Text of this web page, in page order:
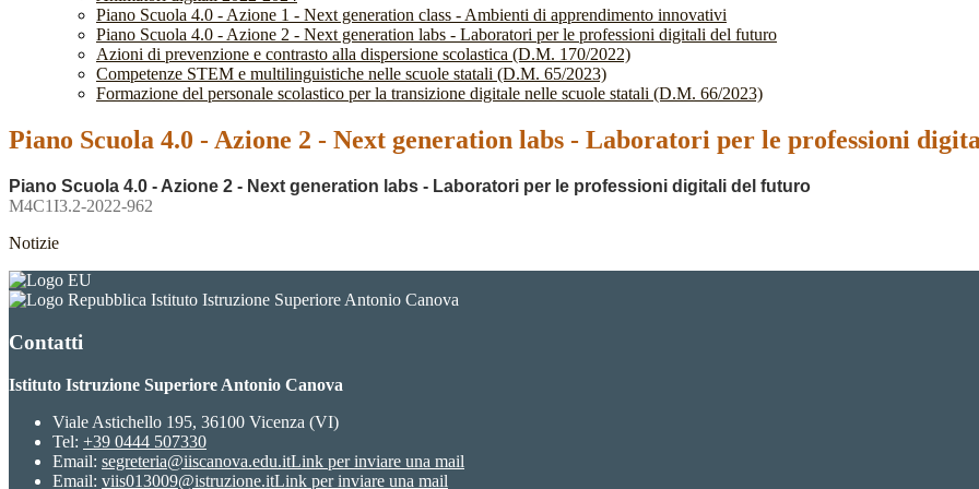
Piano Scuola 4.0 - Azione 1 - Next generation class - Ambienti di apprendimento innovativi
Piano Scuola 4.0 - Azione 2 - Next generation labs - Laboratori per le professioni digitali del futuro
Azioni di prevenzione e contrasto alla dispersione scolastica (D.M. 170/2022)
Competenze STEM e multilinguistiche nelle scuole statali (D.M. 65/2023)
Formazione del personale scolastico per la transizione digitale nelle scuole statali (D.M. 66/2023)
Piano Scuola 4.0 - Azione 2 - Next generation labs - Laboratori per le professioni
Piano Scuola 4.0 - Azione 2 - Next generation labs - Laboratori per le professioni digitali del futuro
M4C1I3.2-2022-962
Notizie
Istituto Istruzione Superiore Antonio Canova
Contatti
Istituto Istruzione Superiore Antonio Canova
Viale Astichello 195, 36100 Vicenza (VI)
Tel: +39 0444 507330
Email: segreteria@iiscanova.edu.itLink per inviare una mail
Email: viis013009@istruzione.itLink per inviare una mail